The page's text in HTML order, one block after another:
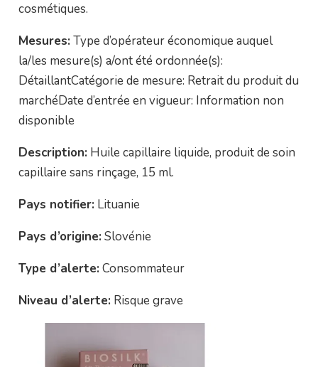
cosmétiques.
Mesures: Type d’opérateur économique auquel
la/les mesure(s) a/ont été ordonnée(s):
DétaillantCatégorie de mesure: Retrait du produit du
marchéDate d’entrée en vigueur: Information non
disponible
Description: Huile capillaire liquide, produit de soin
capillaire sans rinçage, 15 ml.
Pays notifier: Lituanie
Pays d’origine: Slovénie
Type d’alerte: Consommateur
Niveau d’alerte: Risque grave